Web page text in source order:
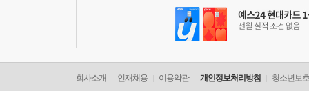
회사소개 인재채용 이용약관 개인정보처리방침 청소년보